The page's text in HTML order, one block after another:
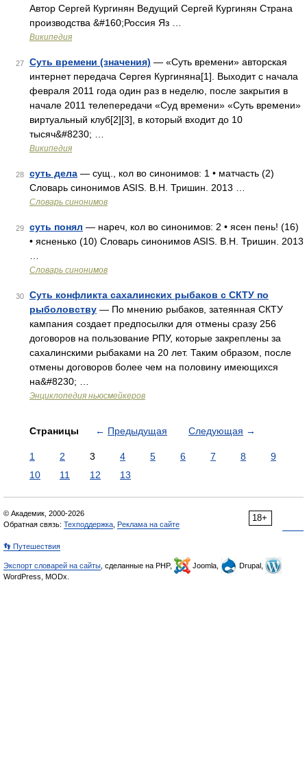
Автор Сергей Кургинян Ведущий Сергей Кургинян Страна
производства &#160;Россия Яз …
Википедия
27 Суть времени (значения) — «Суть времени» авторская
интернет передача Сергея Кургиняна[1]. Выходит с начала
февраля 2011 года один раз в неделю, после закрытия в
начале 2011 телепередачи «Суд времени» «Суть времени»
виртуальный клуб[2][3], в который входит до 10
тысяч&#8230; …
Википедия
28 суть дела — сущ., кол во синонимов: 1 • матчасть (2)
Словарь синонимов ASIS. В.Н. Тришин. 2013 …
Словарь синонимов
29 суть понял — нареч, кол во синонимов: 2 • ясен пень! (16)
• ясненько (10) Словарь синонимов ASIS. В.Н. Тришин. 2013
Словарь синонимов
30
Суть конфликта сахалинских рыбаков с СКТУ по
рыболовству — По мнению рыбаков, затеянная СКТУ
кампания создает предпосылки для отмены сразу 256
договоров на пользование РПУ, которые закреплены за
сахалинскими рыбаками на 20 лет. Таким образом, после
отмены договоров более чем на половину имеющихся
на&#8230; …
Энциклопедия ньюсмейкеров
Страницы ← Предыдущая Следующая →
1 2 3 4 5 6 7 8
9
10
11 12 13
18+
© Академик, 2000-2026
Обратная связь: Техподдержка Реклама на сайте
👣 Путешествия
Экспорт словарей на сайты , сделанные на PHP, Joomla,
Drupal,
WordPress, MODx.